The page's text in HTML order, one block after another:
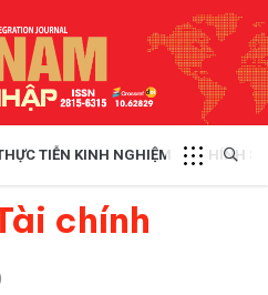
TIỄN KINH NGHIỆM CHÍNH
chính